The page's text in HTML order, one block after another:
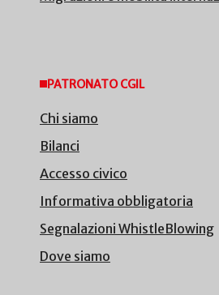
PATRONATO CGIL
Chi siamo
Bilanci
Accesso civico
Informativa obbligatoria
Segnalazioni WhistleBlowing
Dove siamo